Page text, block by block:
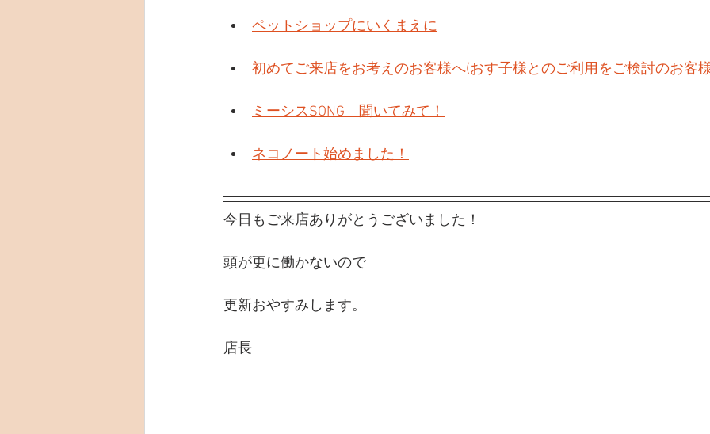
ペットショップにいくまえに
初めてご来店をお考えのお客様へ(おす子様とのご利用をご検討のお客
ミーシスSONG　聞いてみて！
ネコノート始めました！
今日もご来店ありがとうございました！
頭が更に働かないので
更新おやすみします。
店長